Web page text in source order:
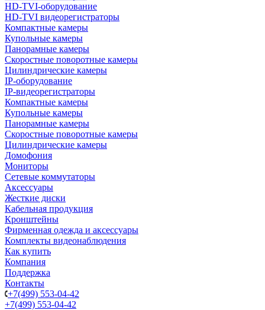
HD-TVI-оборудование
HD-TVI видеорегистраторы
Компактные камеры
Купольные камеры
Панорамные камеры
Скоростные поворотные камеры
Цилиндрические камеры
IP-оборудование
IP-видеорегистраторы
Компактные камеры
Купольные камеры
Панорамные камеры
Скоростные поворотные камеры
Цилиндрические камеры
Домофония
Мониторы
Сетевые коммутаторы
Аксессуары
Жесткие диски
Кабельная продукция
Кронштейны
Фирменная одежда и аксессуары
Комплекты видеонаблюдения
Как купить
Компания
Поддержка
Контакты
+7(499) 553-04-42
+7(499) 553-04-42